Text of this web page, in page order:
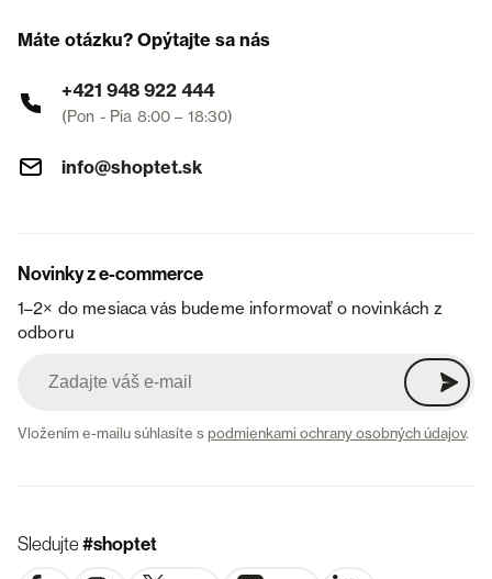
Máte otázku? Opýtajte sa nás
+421 948 922 444
(Pon - Pia 8:00 – 18:30)
info@shoptet.sk
Novinky z e-commerce
1–2× do mesiaca vás budeme informovať o novinkách z
odboru
Vložením e-mailu súhlasíte spodmienkami ochrany osobných údajov.
Sledujte#shoptet